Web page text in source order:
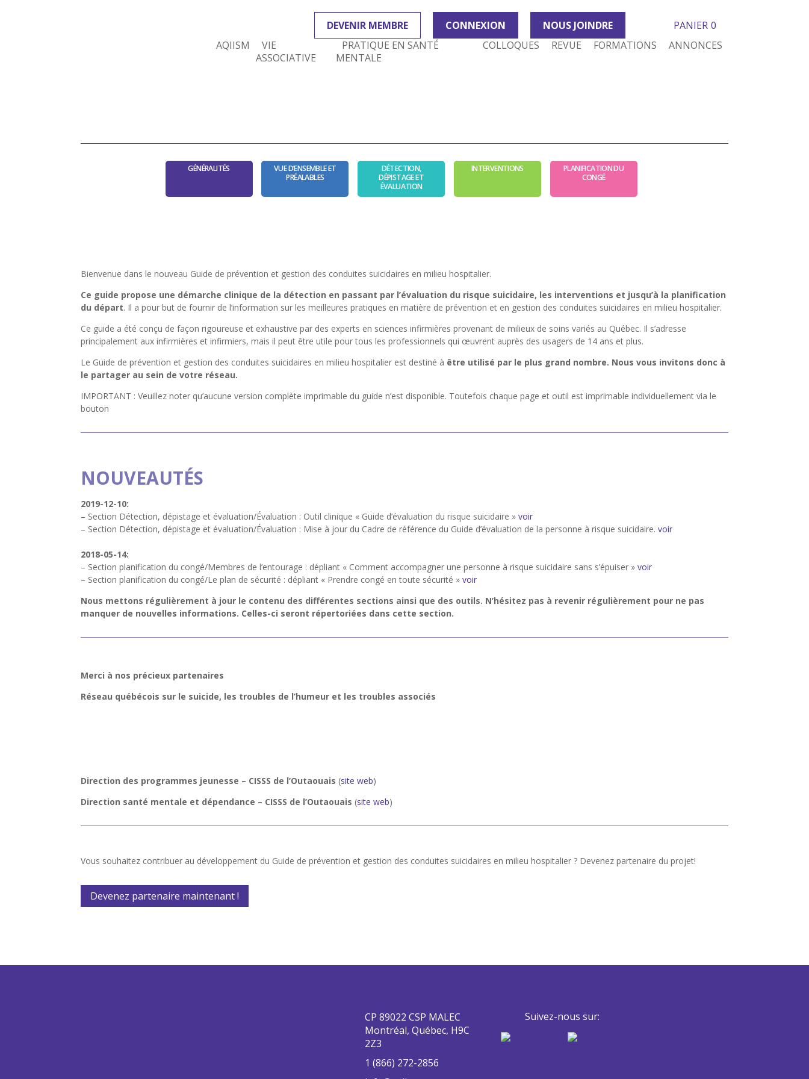
DEVENIR MEMBRE CONNEXION NOUS JOINDRE PANIER 0
AQIISM
VIE
ASSOCIATIVE
PRATIQUE EN SANTÉ
MENTALE
COLLOQUES REVUE FORMATIONS ANNONCES
GÉNÉRALITÉS
VUE D’ENSEMBLE ET
PRÉALABLES
DÉTECTION,
DÉPISTAGE ET
ÉVALUATION
INTERVENTIONS
PLANIFICATION DU
CONGÉ
Bienvenue dans le nouveau Guide de prévention et gestion des conduites suicidaires en milieu hospitalier.
Ce guide propose une démarche clinique de la détection en passant par l’évaluation du risque suicidaire, les interventions et jusqu’à la planification
du départ. Il a pour but de fournir de l’information sur les meilleures pratiques en matière de prévention et en gestion des conduites suicidaires en milieu hospitalier.
Ce guide a été conçu de façon rigoureuse et exhaustive par des experts en sciences infirmières provenant de milieux de soins variés au Québec. Il s’adresse
principalement aux infirmières et infirmiers, mais il peut être utile pour tous les professionnels qui œuvrent auprès des usagers de 14 ans et plus.
Le Guide de prévention et gestion des conduites suicidaires en milieu hospitalier est destiné à être utilisé par le plus grand nombre. Nous vous invitons donc à
le partager au sein de votre réseau.
IMPORTANT : Veuillez noter qu’aucune version complète imprimable du guide n’est disponible. Toutefois chaque page et outil est imprimable individuellement via le
bouton
NOUVEAUTÉS
2019-12-10:
– Section Détection, dépistage et évaluation/Évaluation : Outil clinique « Guide d’évaluation du risque suicidaire »voir
– Section Détection, dépistage et évaluation/Évaluation : Mise à jour du Cadre de référence du Guide d’évaluation de la personne à risque suicidaire.voir
2018-05-14:
– Section planification du congé/Membres de l’entourage : dépliant « Comment accompagner une personne à risque suicidaire sans s’épuiser »voir
– Section planification du congé/Le plan de sécurité : dépliant « Prendre congé en toute sécurité »voir
Nous mettons régulièrement à jour le contenu des différentes sections ainsi que des outils. N’hésitez pas à revenir régulièrement pour ne pas
manquer de nouvelles informations. Celles-ci seront répertoriées dans cette section.
Merci à nos précieux partenaires
Réseau québécois sur le suicide, les troubles de l’humeur et les troubles associés
Direction des programmes jeunesse – CISSS de l’Outaouais (site web)
Direction santé mentale et dépendance – CISSS de l’Outaouais (site web)
Vous souhaitez contribuer au développement du Guide de prévention et gestion des conduites suicidaires en milieu hospitalier ? Devenez partenaire du projet!
Devenez partenaire maintenant !
CP 89022 CSP MALEC
Montréal, Québec, H9C
2Z3
1 (866) 272-2856
Suivez-nous sur: